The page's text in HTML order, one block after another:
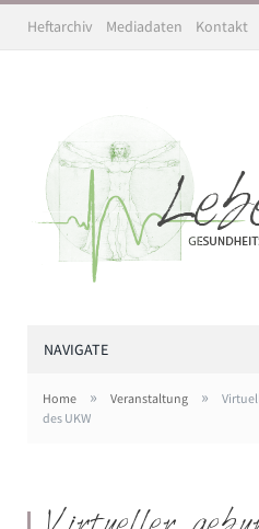
Heftarchiv Mediadaten Kontakt
NAVIGATE
Home » Veranstaltung »
des UKW